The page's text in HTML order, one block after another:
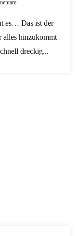
es… Das ist der
alles hinzukommt
dreckig...